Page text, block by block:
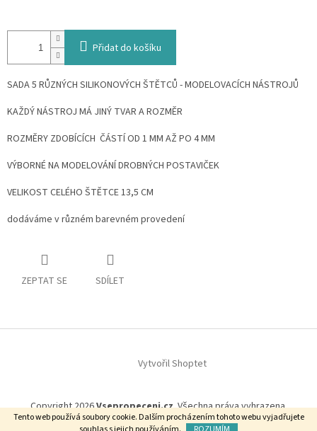
Tento web používá soubory cookie. Dalším procházením tohoto webu vyjadřujete
cena:
Přidat do košíku
SADA 5 RŮZNÝCH SILIKONOVÝCH ŠTĚTCŮ - MODELOVACÍCH NÁSTROJŮ
KAŽDÝ NÁSTROJ MÁ JINÝ TVAR A ROZMĚR
ROZMĚRY ZDOBÍCÍCH ČÁSTÍ OD 1 MM AŽ PO 4 MM
VÝBORNÉ NA MODELOVÁNÍ DROBNÝCH POSTAVIČEK
VELIKOST CELÉHO ŠTĚTCE 13,5 CM
dodáváme v různém barevném provedení
ZEPTAT SE SDÍLET
Z
í
Vytvořil Shoptet
Copyright 2026Vsepropeceni.cz. Všechna práva vyhrazena.